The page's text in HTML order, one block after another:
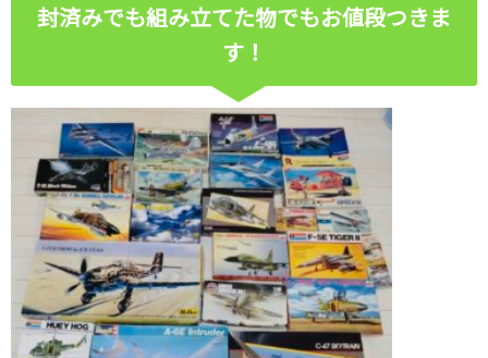
封済みでも組み立てた物でもお値段つきま
す！